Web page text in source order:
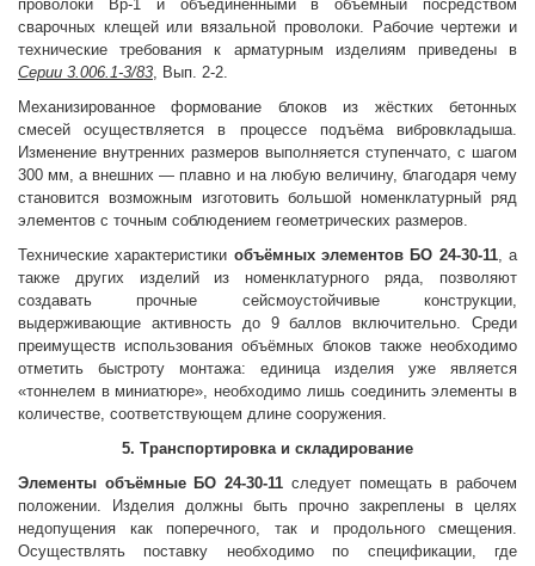
проволоки Вр-1 и объединенными в объёмный посредством
сварочных клещей или вязальной проволоки. Рабочие чертежи и
технические требования к арматурным изделиям приведены в
Серии 3.006.1-3/83, Вып. 2-2.
Механизированное формование блоков из жёстких бетонных
смесей осуществляется в процессе подъёма вибровкладыша.
Изменение внутренних размеров выполняется ступенчато, с шагом
300 мм, а внешних — плавно и на любую величину, благодаря чему
становится возможным изготовить большой номенклатурный ряд
элементов с точным соблюдением геометрических размеров.
Технические характеристики объёмных элементов БО 24-30-11, а
также других изделий из номенклатурного ряда, позволяют
создавать прочные сейсмоустойчивые конструкции,
выдерживающие активность до 9 баллов включительно. Среди
преимуществ использования объёмных блоков также необходимо
отметить быстроту монтажа: единица изделия уже является
«тоннелем в миниатюре», необходимо лишь соединить элементы в
количестве, соответствующем длине сооружения.
5. Транспортировка и складирование
Элементы объёмные БО 24-30-11 следует помещать в рабочем
положении. Изделия должны быть прочно закреплены в целях
недопущения как поперечного, так и продольного смещения.
Осуществлять поставку необходимо по спецификации, где